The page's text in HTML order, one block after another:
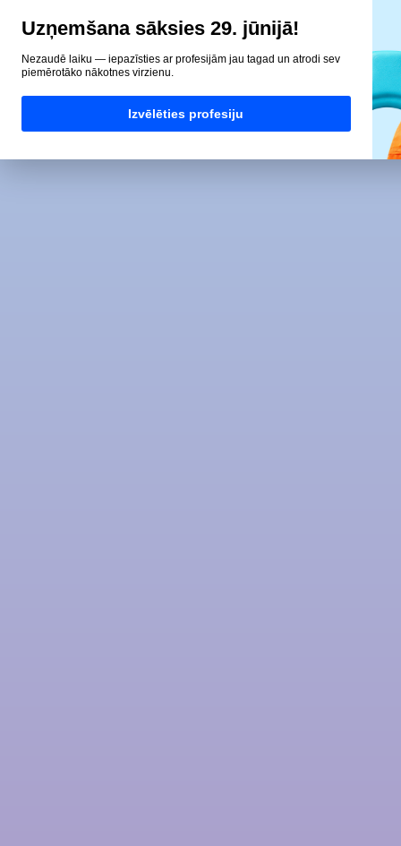
Uzņemšana sāksies 29. jūnijā!
Nezaudē laiku — iepazīsties ar profesijām jau tagad un atrodi sev
piemērotāko nākotnes virzienu.
Izvēlēties profesiju